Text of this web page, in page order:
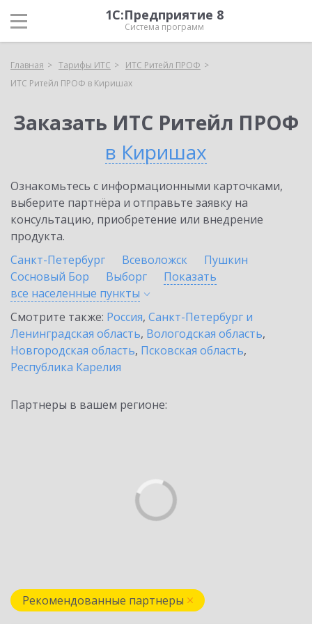
1С:Предприятие 8
Система программ
Главная Тарифы ИТС
ИТС Ритейл ПРОФ
ИТС Ритейл ПРОФ в Киришах
Заказать ИТС Ритейл ПРОФ
в Киришах
Ознакомьтесь с информационными карточками,
выберите партнёра и отправьте заявку на
консультацию, приобретение или внедрение
продукта.
Санкт-Петербург
Всеволожск
Пушкин
Сосновый Бор
Выборг
Показать
все населенные пункты
Смотрите также: Россия, Санкт-Петербург и
Ленинградская область, Вологодская область,
Новгородская область, Псковская область,
Республика Карелия
Партнеры в вашем регионе:
Рекомендованные партнеры